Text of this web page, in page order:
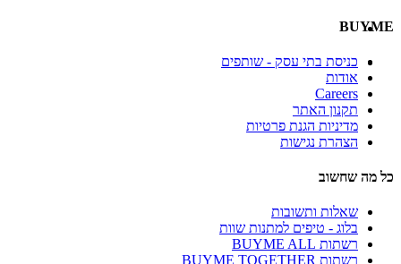
BUYME
כניסת בתי עסק - שותפים
אודות
Careers
תקנון האתר
מדיניות הגנת פרטיות
הצהרת נגישות
כל מה שחשוב
שאלות ותשובות
בלוג - טיפים למתנות שוות
רשתות BUYME ALL
רשתות BUYME TOGETHER